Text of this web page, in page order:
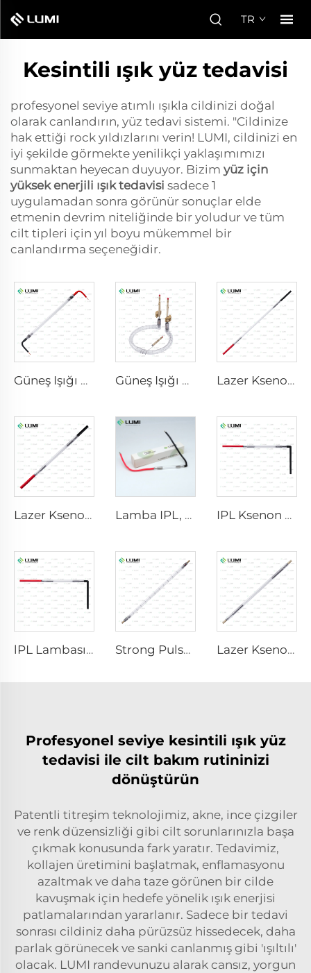
TR
Kesintili ışık yüz tedavisi
profesyonel seviye atımlı ışıkla cildinizi doğal
olarak canlandırın, yüz tedavi sistemi. "Cildinize
hak ettiği rock yıldızlarını verin! LUMI, cildinizi en
iyi şekilde görmekte yenilikçi yaklaşımımızı
sunmaktan heyecan duyuyor. Bizim yüz için
yüksek enerjili ışık tedavisi sadece 1
uygulamadan sonra görünür sonuçlar elde
etmenin devrim niteliğinde bir yoludur ve tüm
cilt tipleri için yıl boyu mükemmel bir
canlandırma seçeneğidir.
Güneş Işığı Simülatörü Gaz Lambası D3801 – 10×160×210 mm Güneş Işığı Simülatörü Gaz Lambası D1200 – 10×110 mm Lazer Ksenon Lamba L2851-5×105×175 mm
Lazer Ksenon Lamba L2021-7×65×130 mm Lamba IPL, 9-45-100 model kablo IPL Ksenon Lambası P1621 – 7×50×105 mm
lPL Lambası P1671-7×50×110 mm Strong Pulse Germicidal Lamba L5590 – 9×250×300 mm Lazer Ksenon Lamba L3180-8×100×210mm
Profesyonel seviye kesintili ışık yüz
tedavisi ile cilt bakım rutininizi
dönüştürün
Patentli titreşim teknolojimiz, akne, ince çizgiler
ve renk düzensizliği gibi cilt sorunlarınızla başa
çıkmak konusunda fark yaratır. Tedavimiz,
kollajen üretimini başlatmak, enflamasyonu
azaltmak ve daha taze görünen bir cilde
kavuşmak için hedefe yönelik ışık enerjisi
patlamalarından yararlanır. Sadece bir tedavi
sonrası cildiniz daha pürüzsüz hissedecek, daha
parlak görünecek ve sanki canlanmış gibi 'ışıltılı'
olacak. LUMI randevunuzu alarak cansız, yorgun